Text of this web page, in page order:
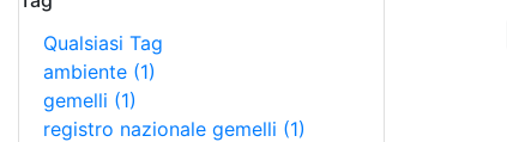
Qualsiasi Tag
ambiente (1)
gemelli (1)
registro nazionale gemelli (1)